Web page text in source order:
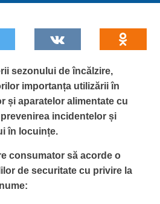
sezonului de încălzire,
importanța utilizării în
și aparatelor alimentate cu
incidentelor și
în locuințe.
consumator să acorde o
de securitate cu privire la